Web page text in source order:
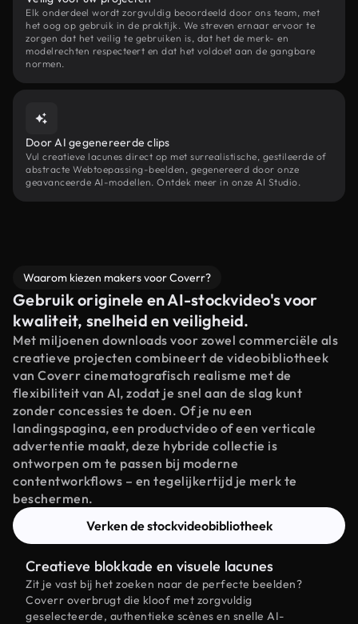
Elk onderdeel wordt zorgvuldig beoordeeld door ons team, met
het oog op gebruik in de praktijk. We streven ernaar ervoor te
zorgen dat het veilig te gebruiken is, dat het de merk- en
modelrechten respecteert en dat het voldoet aan de gangbare
normen.
Door AI gegenereerde clips
Vul creatieve lacunes direct op met surrealistische, gestileerde of
abstracte Webtoepassing-beelden, gegenereerd door onze
geavanceerde AI-modellen. Ontdek meer in onze AI Studio.
Waarom kiezen makers voor Coverr?
Gebruik originele en AI-stockvideo's voor
kwaliteit, snelheid en veiligheid.
Met miljoenen downloads voor zowel commerciële als
creatieve projecten combineert de videobibliotheek
van Coverr cinematografisch realisme met de
flexibiliteit van AI, zodat je snel aan de slag kunt
zonder concessies te doen. Of je nu een
landingspagina, een productvideo of een verticale
advertentie maakt, deze hybride collectie is
ontworpen om te passen bij moderne
contentworkflows – en tegelijkertijd je merk te
beschermen.
Verken de stockvideobibliotheek
Creatieve blokkade en visuele lacunes
Zit je vast bij het zoeken naar de perfecte beelden?
Coverr overbrugt die kloof met zorgvuldig
geselecteerde, authentieke scènes en snelle AI-